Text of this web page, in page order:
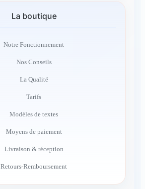
La boutique
Notre Fonctionnement
Nos Conseils
La Qualité
Tarifs
Modèles de textes
Moyens de paiement
Livraison & réception
Retours-Remboursement